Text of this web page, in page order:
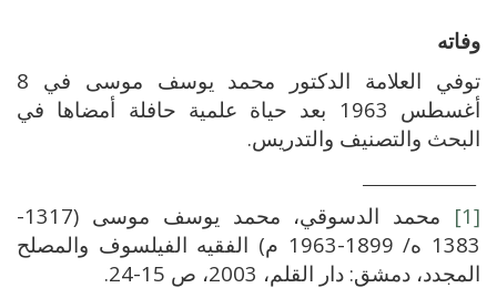
وفاته
توفي العلامة الدكتور محمد يوسف موسى في 8
أغسطس 1963 بعد حياة علمية حافلة أمضاها في
البحث والتصنيف والتدريس.
[1]
محمد الدسوقي، محمد يوسف موسى (1317-
1383 ه/ 1899-1963 م) الفقيه الفيلسوف والمصلح
المجدد، دمشق: دار القلم، 2003، ص 15-24.